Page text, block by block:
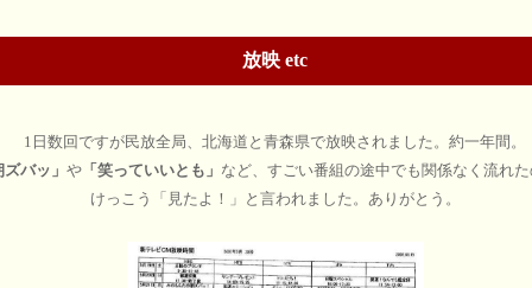
放映 etc
1日数回ですが民放全局、北海道と青森県で放映されました。約一年間。
バッ」 や 「笑っていいとも」 など、すごい番組の途中でも関係なく流れ
けっこう「見たよ！」と言われました。ありがとう。